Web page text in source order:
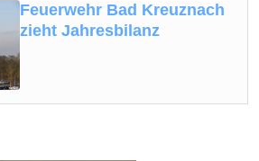
Feuerwehr Bad Kreuznach
zieht Jahresbilanz